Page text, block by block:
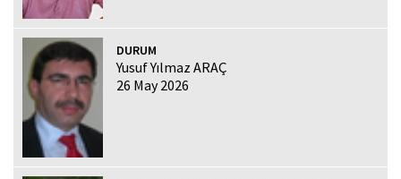
DURUM
Yusuf Yılmaz ARAÇ
26 May 2026